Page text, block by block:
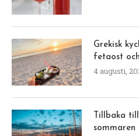
Grekisk
fetaost
4 augusti,
Tillbaka